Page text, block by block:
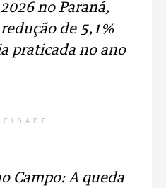
no Paraná,
de 5,1%
praticada no ano
Campo: A queda